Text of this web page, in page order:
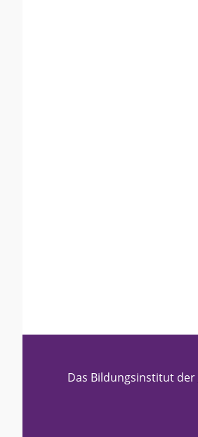
Das Bildungsinstitut der